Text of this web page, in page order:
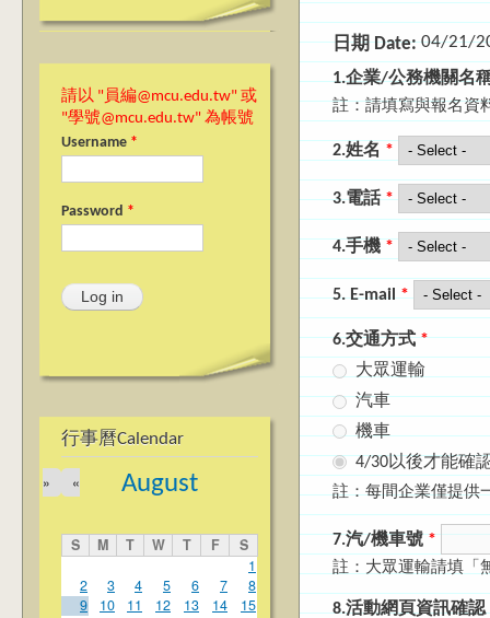
請以 "員編@mcu.edu.tw" 或
"學號@mcu.edu.tw" 為帳號
Username *
Password *
行事曆Calendar
August
«
»
S M T W T F
S
1
2
3 4 5 6 7
8
9
10 11 12 13 14
15
日期 Date:04/21/
1.企業/公務機關名
註：請填寫與報名資
2.姓名 *
3.電話*
4.手機 *
5. E-mail*
6.交通方式*
大眾運輸
汽車
機車
4/30以後才能確
註：每間企業僅提供
7.汽/機車號*
註：大眾運輸請填「
8.活動網頁資訊確認